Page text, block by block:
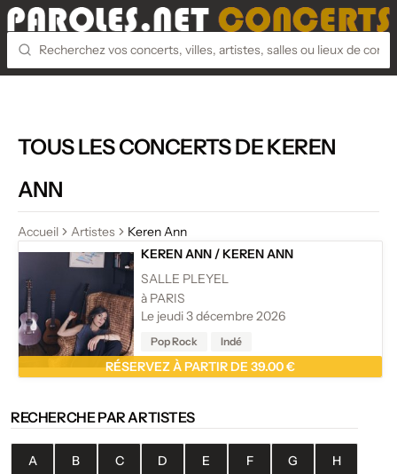
TOUS LES CONCERTS DE KEREN
ANN
Accueil Artistes
Keren Ann
KEREN ANN /KEREN ANN
SALLE PLEYEL
à PARIS
Le jeudi 3 décembre 2026
Pop Rock Indé
RÉSERVEZ À PARTIR DE 39.00 €
RECHERCHE PAR ARTISTES
A B C D E F G H